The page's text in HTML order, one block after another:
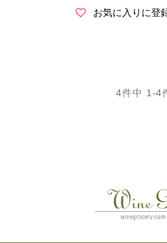
お気に入りに登
4件中 1 -4